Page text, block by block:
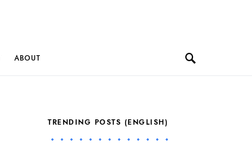
ABOUT
TRENDING POSTS (ENGLISH)